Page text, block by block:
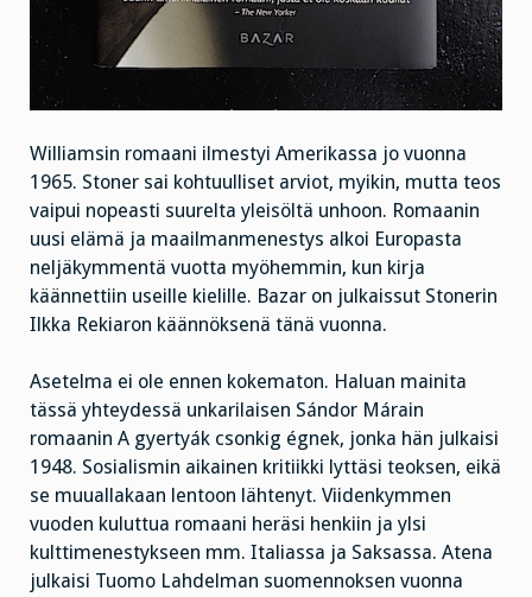
Williamsin romaani ilmestyi Amerikassa jo vuonna
1965. Stoner sai kohtuulliset arviot, myikin, mutta teos
vaipui nopeasti suurelta yleisöltä unhoon. Romaanin
uusi elämä ja maailmanmenestys alkoi Europasta
neljäkymmentä vuotta myöhemmin, kun kirja
käännettiin useille kielille. Bazar on julkaissut Stonerin
Ilkka Rekiaron käännöksenä tänä vuonna.
Asetelma ei ole ennen kokematon. Haluan mainita
tässä yhteydessä unkarilaisen Sándor Márain
romaanin A gyertyák csonkig égnek, jonka hän julkaisi
1948. Sosialismin aikainen kritiikki lyttäsi teoksen, eikä
se muuallakaan lentoon lähtenyt. Viidenkymmen
vuoden kuluttua romaani heräsi henkiin ja ylsi
kulttimenestykseen mm. Italiassa ja Saksassa. Atena
julkaisi Tuomo Lahdelman suomennoksen vuonna